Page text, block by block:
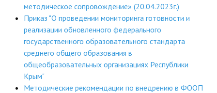
методическое сопровождение» (20.04.2023г.)
Приказ "О проведении мониторинга готовности и
реализации обновленного федерального
государственного образовательного стандарта
среднего общего образования в
общеобразовательных организациях Республики
Крым"
Методические рекомендации по внедрению в ФООП